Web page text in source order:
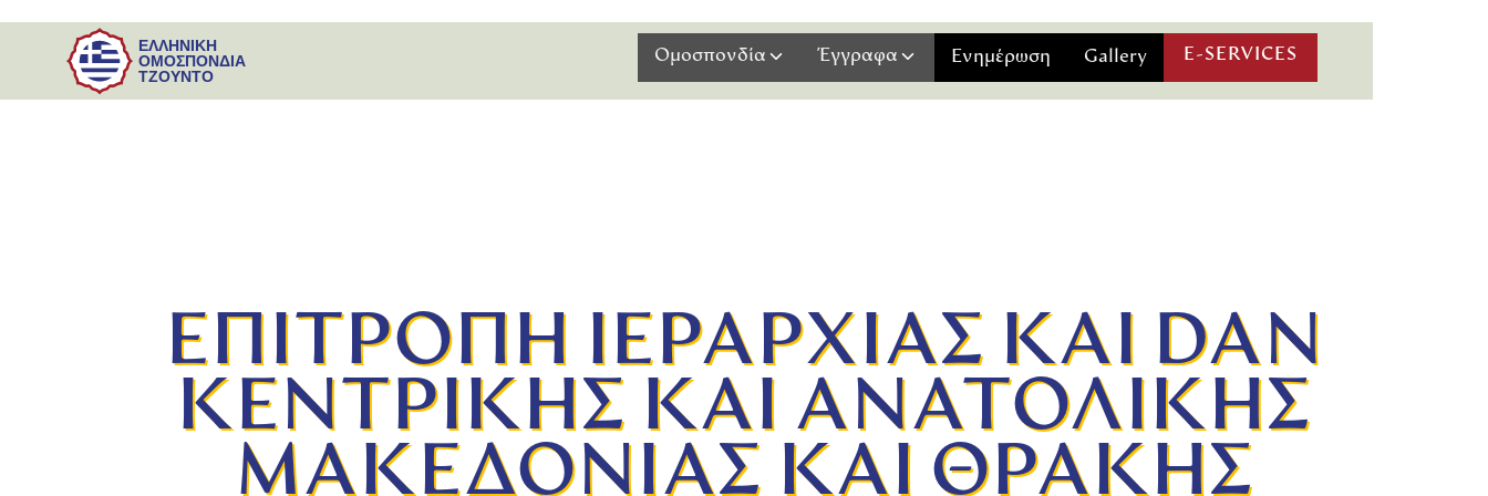
ΕΛΛΗΝΙΚΗ
ΟΜΟΣΠΟΝΔΙΑ
ΤΖΟΥΝΤΟ
Ομοσπονδία Έγγραφα Ενημέρωση Gallery E-SERVICES
ΕΠΙΤΡΟΠΗ ΙΕΡΑΡΧΙΑΣ ΚΑΙ DAN
ΚΕΝΤΡΙΚΗΣ ΚΑΙ ΑΝΑΤΟΛΙΚΗΣ
ΜΑΚΕΔΟΝΙΑΣ ΚΑΙ ΘΡΑΚΗΣ